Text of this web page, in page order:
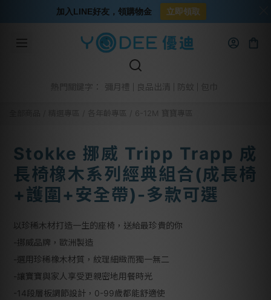
熱門關鍵字： 彌月禮 良品出清 防蚊
各年齡專區 6-12M 寶寶專區
Stokke 挪威 Tripp Trapp 成
長椅橡木系列經典組合(成長椅
+護圍+安全帶)-多款可選
以珍稀木材打造一生的座椅，送給最珍貴的你
-挪威品牌，歐洲製造
-選用珍稀橡木材質，紋理細緻而獨一無二
-讓寶寶與家人享受更親密地用餐時光
-14段層板調節設計，0-99歲都能舒適使
加入LINE好友，領購物金 立即領取